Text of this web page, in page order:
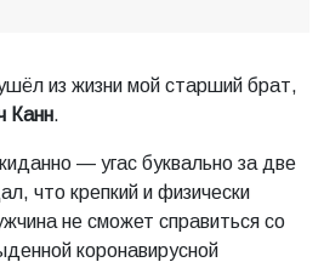
из жизни мой старший брат,
Канн.
— угас буквально за две
что крепкий и физически
не сможет справиться со
коронавирусной